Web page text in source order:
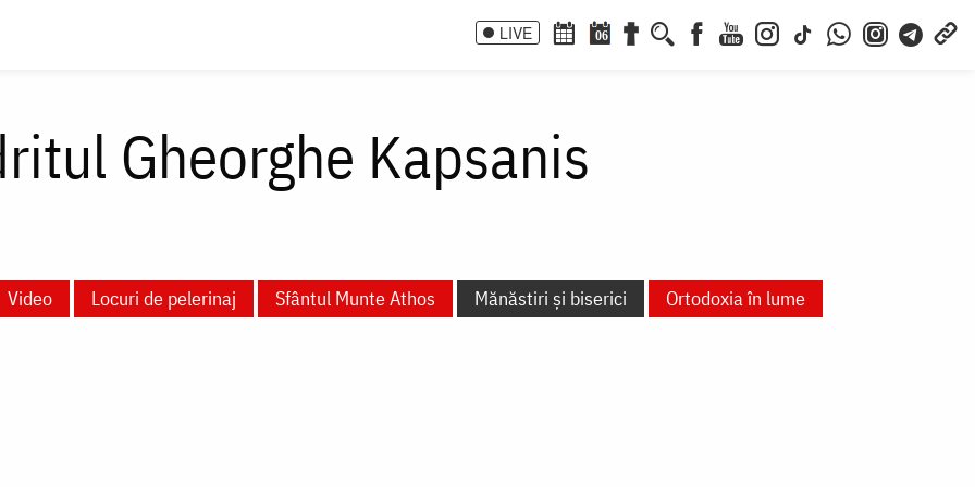
LIVE 06
Gheorghe Kapsanis
Video Locuri de pelerinaj Sfântul Munte Athos Mănăstiri și biserici
Ortodoxia în lume